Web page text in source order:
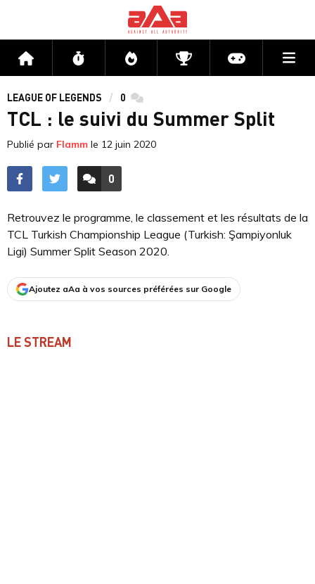
Accueil Flux Directs CompétitionsActu jeux
LEAGUE OF LEGENDS 0 commentaires
TCL : le suivi du Summer Split
Publié par Flamm le 12 juin 2020
ACCÉDER AUX
0
COMMENTAIRES
Retrouvez le programme, le classement et les résultats de la
TCL Turkish Championship League (Turkish: Şampiyonluk
Ligi) Summer Split Season 2020.
Ajoutez aAa à vos sources préférées sur Google
LE STREAM